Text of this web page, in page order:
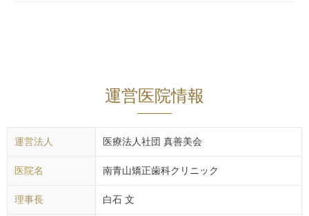
運営医院情報
運営法人 医療法人社団 真善美会
医院名 南青山矯正歯科クリニック
理事長 白石 文